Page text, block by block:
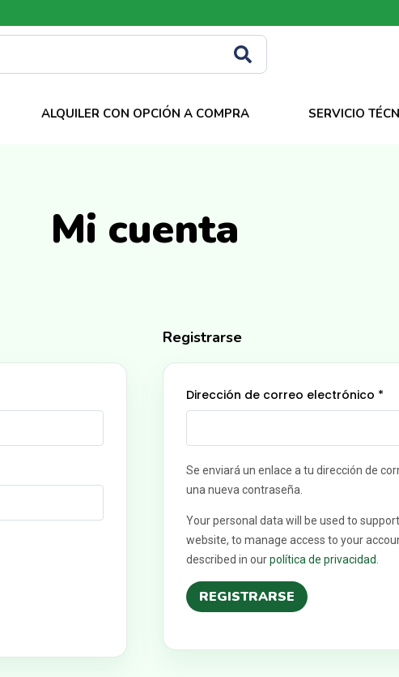
ALQUILER CON OPCIÓN A COMPRA SERVICIO
Mi cuenta
Registrarse
Dirección de correo electrónico *
Se enviará un enlace a tu dirección de
una nueva contraseña.
Your personal data will be used to
website, to manage access to your
described in ourpolítica de privacidad.
REGISTRARSE